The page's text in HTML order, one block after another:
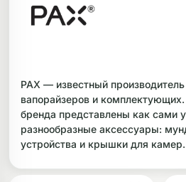
бонги
PAX — известный
вапорайзеров и
бренда представлены как сами
разнообразные аксессуары:
устройства и крышки для камер.